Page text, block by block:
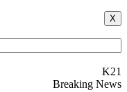
X
K21
Breaking News